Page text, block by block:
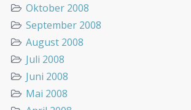
Oktober 2008
September 2008
August 2008
Juli 2008
Juni 2008
Mai 2008